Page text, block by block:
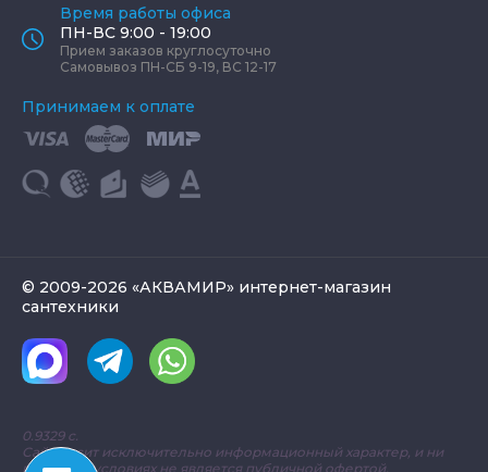
Время работы офиса
ПН-ВС 9:00 - 19:00
Прием заказов круглосуточно
Самовывоз ПН-СБ 9-19, ВС 12-17
Принимаем к оплате
© 2009-2026 «АКВАМИР» интернет-магазин
сантехники
0.9329 с.
Сайт носит исключительно информационный характер, и ни
при каких условиях не является публичной офертой,